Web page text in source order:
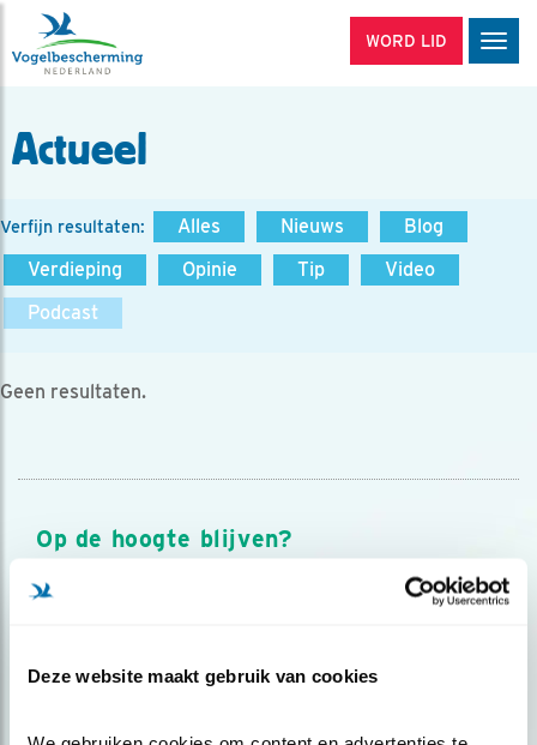
Deze website maakt gebruik van cookies
WORD LID
Actueel
Verfijn resultaten: Alles Nieuws
Blog
Verdieping
Opinie Tip
Video
Podcast
Geen resultaten.
Op de hoogte blijven?
Meld je aan en ontvang nieuws, inspiratie, acties en tips
over vogels en activiteiten van Vogelbescherming.